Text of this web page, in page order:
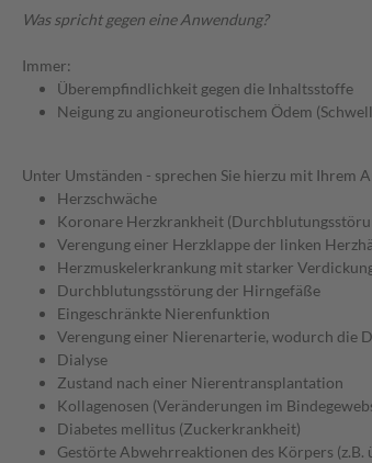
Was spricht gegen eine Anwendung?
Immer:
Überempfindlichkeit gegen die Inhaltsstoffe
Neigung zu angioneurotischem Ödem
Unter Umständen - sprechen Sie hierzu mit Ihrem
Herzschwäche
Koronare Herzkrankheit
Verengung einer Herzklappe der linken
Herzmuskelerkrankung mit starker
Durchblutungsstörung der Hirngefäße
Eingeschränkte Nierenfunktion
Verengung einer Nierenarterie, wodurch die
Dialyse
Zustand nach einer Nierentransplantation
Kollagenosen (Veränderungen im
Diabetes mellitus (Zuckerkrankheit)
Gestörte Abwehrreaktionen des Körpers